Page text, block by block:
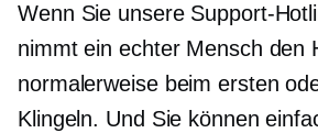
Wenn Sie unsere Support-
nimmt ein echter Mensch den
normalerweise beim ersten
Klingeln. Und Sie können